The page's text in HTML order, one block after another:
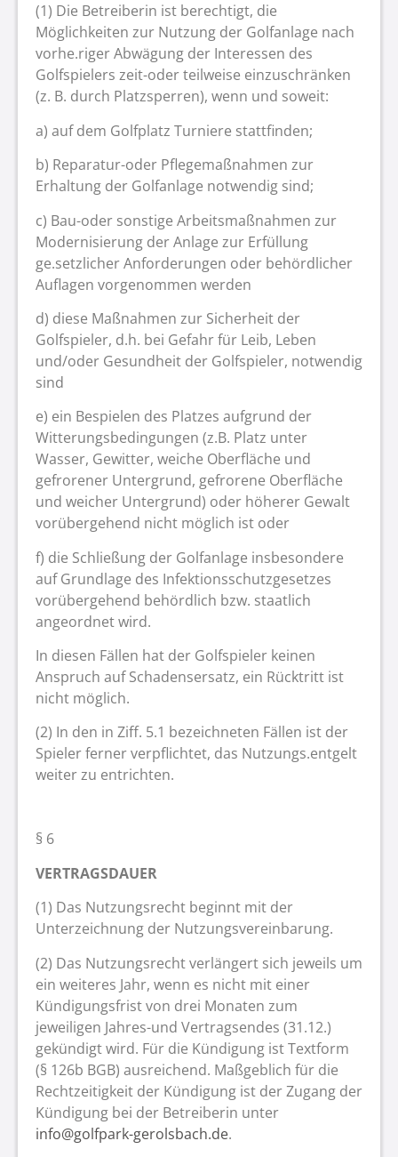
(1) Die Betreiberin ist berechtigt, die
Möglichkeiten zur Nutzung der Golfanlage nach
vorhe.riger Abwägung der Interessen des
Golfspielers zeit-oder teilweise einzuschränken
(z. B. durch Platzsperren), wenn und soweit:
a) auf dem Golfplatz Turniere stattfinden;
b) Reparatur-oder Pflegemaßnahmen zur
Erhaltung der Golfanlage notwendig sind;
c) Bau-oder sonstige Arbeitsmaßnahmen zur
Modernisierung der Anlage zur Erfüllung
ge.setzlicher Anforderungen oder behördlicher
Auflagen vorgenommen werden
d) diese Maßnahmen zur Sicherheit der
Golfspieler, d.h. bei Gefahr für Leib, Leben
und/oder Gesundheit der Golfspieler, notwendig
sind
e) ein Bespielen des Platzes aufgrund der
Witterungsbedingungen (z.B. Platz unter
Wasser, Gewitter, weiche Oberfläche und
gefrorener Untergrund, gefrorene Oberfläche
und weicher Untergrund) oder höherer Gewalt
vorübergehend nicht möglich ist oder
f) die Schließung der Golfanlage insbesondere
auf Grundlage des Infektionsschutzgesetzes
vorübergehend behördlich bzw. staatlich
angeordnet wird.
In diesen Fällen hat der Golfspieler keinen
Anspruch auf Schadensersatz, ein Rücktritt ist
nicht möglich.
(2) In den in Ziff. 5.1 bezeichneten Fällen ist der
Spieler ferner verpflichtet, das Nutzungs.entgelt
weiter zu entrichten.
§ 6
VERTRAGSDAUER
(1) Das Nutzungsrecht beginnt mit der
Unterzeichnung der Nutzungsvereinbarung.
(2) Das Nutzungsrecht verlängert sich jeweils um
ein weiteres Jahr, wenn es nicht mit einer
Kündigungsfrist von drei Monaten zum
jeweiligen Jahres-und Vertragsendes (31.12.)
gekündigt wird. Für die Kündigung ist Textform
(§ 126b BGB) ausreichend. Maßgeblich für die
Rechtzeitigkeit der Kündigung ist der Zugang der
Kündigung bei der Betreiberin unter
info@golfpark-gerolsbach.de.